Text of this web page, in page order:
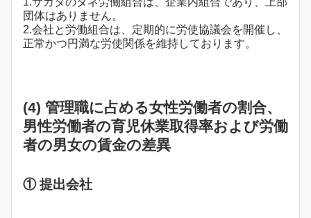
団体はありません。
2.会社と労働組合は、定期的に労使協議会を開催し、
正常かつ円満な労使関係を維持しております。
(4) 管理職に占める女性労働者の割合、
男性労働者の育児休業取得率および労働
者の男女の賃金の差異
① 提出会社